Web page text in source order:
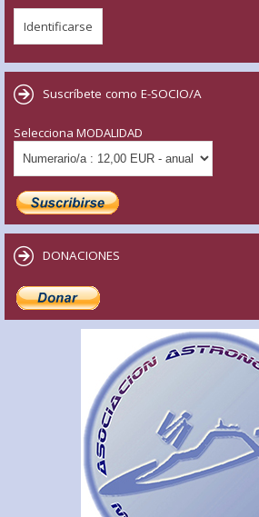
Suscríbete como E-SOCIO/A
Selecciona MODALIDAD
DONACIONES